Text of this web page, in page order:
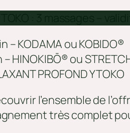
– KODAMA ou KOBIDO®
HINOKIBŌ® ou
PROFOND YTOKO
l’ensemble de
très complet